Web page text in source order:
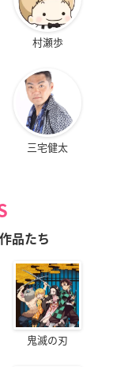
村瀬歩
三宅健太
品たち
鬼滅の刃